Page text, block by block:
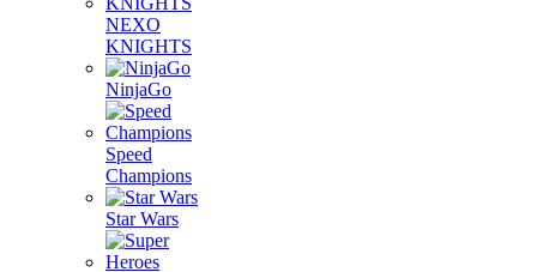
NEXO
KNIGHTS
NinjaGo
Speed
Champions
Star Wars